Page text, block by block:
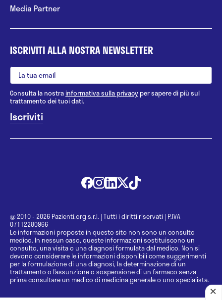
Media Partner
ISCRIVITI ALLA NOSTRA NEWSLETTER
Consulta la nostrainformativa sulla privacy per sapere di più sul
trattamento dei tuoi dati.
@ 2010 - 2026 Pazienti.org s.r.l. | Tutti i diritti riservati | P.IVA
07112280966
Le informazioni proposte in questo sito non sono un consulto
medico. In nessun caso, queste informazioni sostituiscono un
consulto, una visita o una diagnosi formulata dal medico. Non si
devono considerare le informazioni disponibili come suggerimenti
per la formulazione di una diagnosi, la determinazione di un
trattamento o l’assunzione o sospensione di un farmaco senza
prima consultare un medico di medicina generale o uno specialista.